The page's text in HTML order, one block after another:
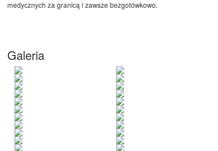
medycznych za granicą i zawsze bezgotówkowo.
Galeria